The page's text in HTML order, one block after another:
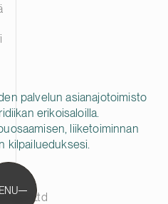
palvelun asianajotoimisto
erikoisaloilla.
liiketoiminnan
kilpailueduksesi.
Ltd